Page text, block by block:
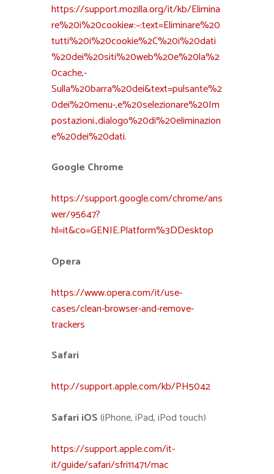
https://support.mozilla.org/it/kb/Elimina
re%20i%20cookie#:~:text=Eliminare%20
tutti%20i%20cookie%2C%20i%20dati
%20dei%20siti%20web%20e%20la%2
0cache,-
Sulla%20barra%20dei&text=pulsante%2
0dei%20menu-,e%20selezionare%20Im
postazioni.,dialogo%20di%20eliminazion
e%20dei%20dati.
Google Chrome
https://support.google.com/chrome/ans
wer/95647?
hl=it&co=GENIE.Platform%3DDesktop
Opera
https://www.opera.com/it/use-
cases/clean-browser-and-remove-
trackers
Safari
http://support.apple.com/kb/PH5042
Safari iOS(iPhone, iPad, iPod touch)
https://support.apple.com/it-
it/guide/safari/sfri11471/mac